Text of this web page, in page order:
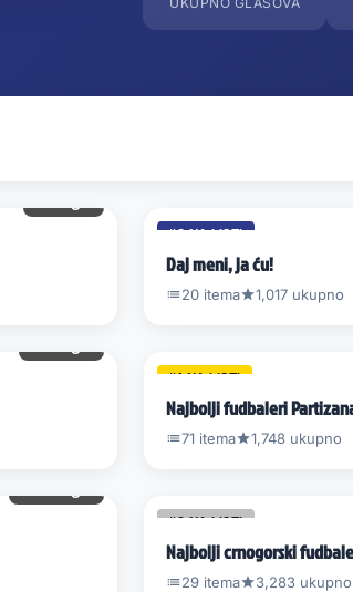
#8 NA LISTI
Daj meni, ja ću!
20 itema 1,017 ukupno
#1 NA LISTI
Najbolji fudbaleri
71 itema 1,748 ukupno
#2 NA LISTI
Najbolji crnogorski
29 itema 3,283 ukupno